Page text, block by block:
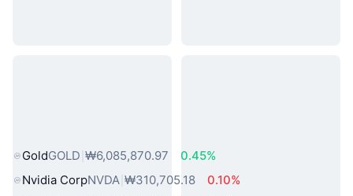
GoldGOLD ₩6,085,870.97
0.45%
Nvidia CorpNVDA ₩310,705.18
0.10%